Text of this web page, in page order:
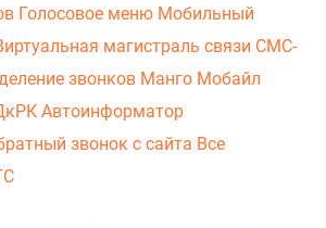
Голосовое меню Мобильный
магистраль связи СМС-
звонков Манго Мобайл
Автоинформатор
звонок с сайта Все